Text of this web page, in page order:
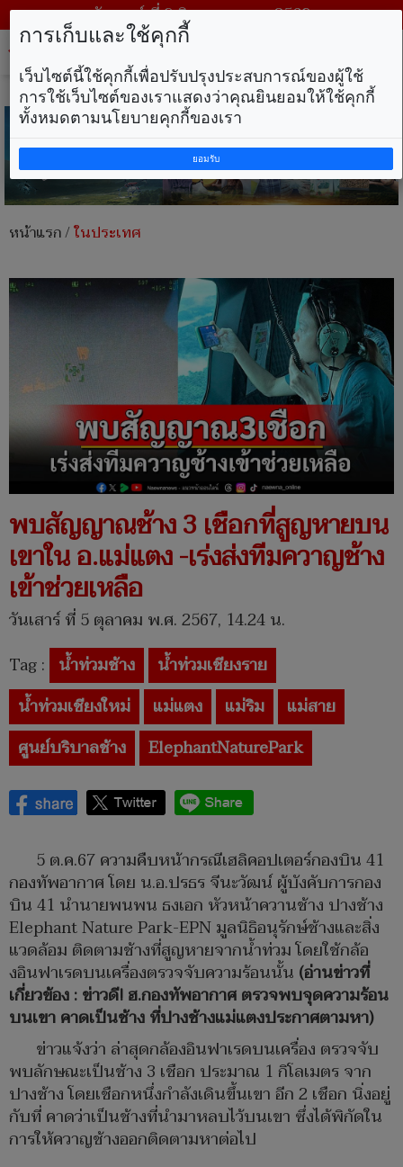
วันเสาร์ ที่ 8 สิงหาคม พ.ศ. 2569
หน้าแรก/ในประเทศ
พบสัญญาณช้าง 3 เชือกที่สูญหายบน
เขาใน อ.แม่แตง -เร่งส่งทีมควาญช้าง
เข้าช่วยเหลือ
วันเสาร์ ที่ 5 ตุลาคม พ.ศ. 2567, 14.24 น.
Tag : น้ำท่วมช้าง
น้ำท่วมเชียงราย
น้ำท่วมเชียงใหม่
แม่แตง แม่ริม
แม่สาย
ศูนย์บริบาลช้าง
ElephantNaturePark
5 ต.ค.67 ความคืบหน้ากรณีเฮลิคอปเตอร์กองบิน 41
กองทัพอากาศ โดย น.อ.ปรธร จีนะวัฒน์ ผู้บังคับการกอง
บิน 41 นำนายพนพน ธงเอก หัวหน้าควานช้าง ปางช้าง
Elephant Nature Park-EPN มูลนิธิอนุรักษ์ช้างและสิ่ง
แวดล้อม ติดตามช้างที่สูญหายจากน้ำท่วม โดยใช้กล้อ
งอินฟาเรดบนเครื่องตรวจจับความร้อนนั้น (อ่านข่าวที่
เกี่ยวข้อง : ข่าวดี! ฮ.กองทัพอากาศ ตรวจพบจุดความร้อน
บนเขา คาดเป็นช้าง ที่ปางช้างแม่แตงประกาศตามหา)
ข่าวแจ้งว่า ล่าสุดกล้องอินฟาเรดบนเครื่อง ตรวจจับ
พบลักษณะเป็นช้าง 3 เชือก ประมาณ 1 กิโลเมตร จาก
ปางช้าง โดยเชือกหนึ่งกำลังเดินขึ้นเขา อีก 2 เชือก นิ่งอยู่
กับที่ คาดว่าเป็นช้างที่นำมาหลบไว้บนเขา ซึ่งได้พิกัดใน
การให้ควาญช้างออกติดตามหาต่อไป
การเก็บและใช้คุกกี้
เว็บไซต์นี้ใช้คุกกี้เพื่อปรับปรุงประสบการณ์ของผู้ใช้
การใช้เว็บไซต์ของเราแสดงว่าคุณยินยอมให้ใช้คุกกี้
ทั้งหมดตามนโยบายคุกกี้ของเรา
ยอมรับ